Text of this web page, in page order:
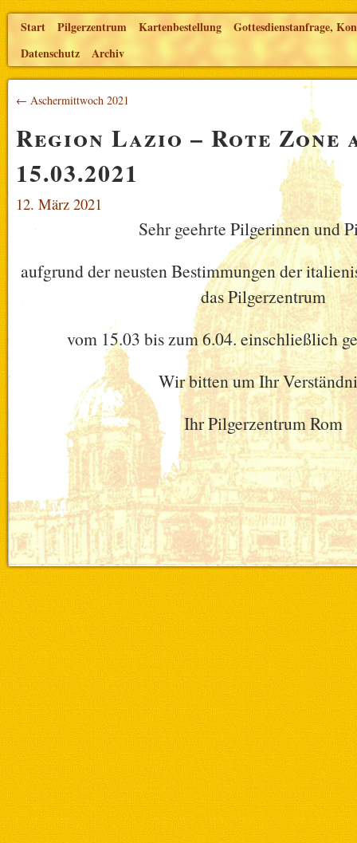
Start Pilgerzentrum Kartenbestellung
Gottesdienstanfrage,
Datenschutz
Archiv
← Aschermittwoch 2021
Region Lazio – Rote Zone
15.03.2021
12. März 2021
Sehr geehrte Pilgerinnen und
aufgrund der neusten Bestimmungen der
das Pilgerzentrum
vom 15.03 bis zum 6.04. einschließlich
Wir bitten um Ihr
Ihr Pilgerzentrum Rom